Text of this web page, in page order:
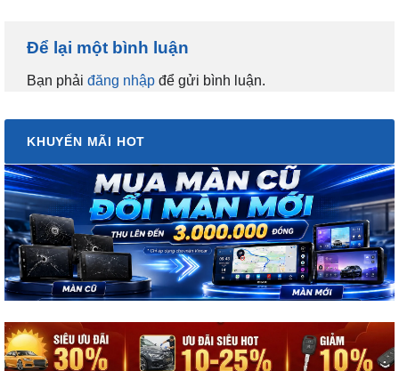
Để lại một bình luận
Bạn phải đăng nhập để gửi bình luận.
KHUYẾN MÃI HOT